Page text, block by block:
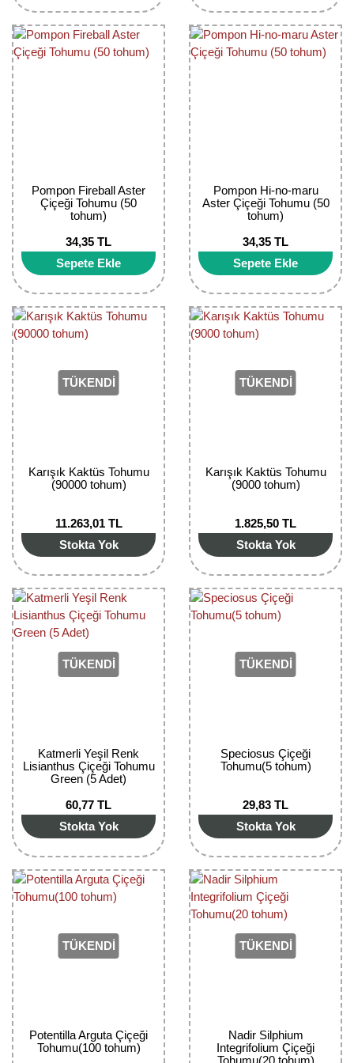
Pompon Fireball Aster
Çiçeği Tohumu (50
tohum)
34,35 TL
Sepete Ekle
Pompon Hi-no-maru
Aster Çiçeği Tohumu (50
tohum)
34,35 TL
Sepete Ekle
TÜKENDİ
Karışık Kaktüs Tohumu
(90000 tohum)
11.263,01 TL
Stokta Yok
TÜKENDİ
Karışık Kaktüs Tohumu
(9000 tohum)
1.825,50 TL
Stokta Yok
TÜKENDİ
Katmerli Yeşil Renk
Lisianthus Çiçeği Tohumu
Green (5 Adet)
60,77 TL
Stokta Yok
TÜKENDİ
Speciosus Çiçeği
Tohumu(5 tohum)
29,83 TL
Stokta Yok
TÜKENDİ
Potentilla Arguta Çiçeği
Tohumu(100 tohum)
TÜKENDİ
Nadir Silphium
Integrifolium Çiçeği
Tohumu(20 tohum)
Bektaşi Üzümü Fidanı
Böğürtlen Fidanı
Erik Fidanı
Feijoa Fidanı
Fidan Anaçları ve Aşı Kalemleri
Fındık Fidanı
Frenk Üzümü Fidanı
Goji Berry Fidanı
Kapari Gebre Otu Fidanı
Kayısı Fidanı
Keçiboynuzu Fidanı
Kestane Fidanı
Kiraz Fidanı
Kivi Fidanı
Kuşburnu Fidanı
Liçi Fidanı
Longan Fidanı
Malta Eriği Fidanı
Mango Fidanı
Melez Meyveler
Muz Fidanı
Nostaljik Güller
Peyzaj Gülleri
Sarmaşık(Çardak) Gül Fidanları
Ters Lale Soğanı
Yılbaşı Gülü Çiçeği